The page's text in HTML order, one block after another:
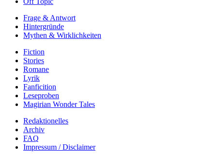
Frage & Antwort
Hintergründe
Mythen & Wirklichkeiten
Fiction
Stories
Romane
Lyrik
Fanficition
Leseproben
Magirian Wonder Tales
Redaktionelles
Archiv
FAQ
Impressum / Disclaimer